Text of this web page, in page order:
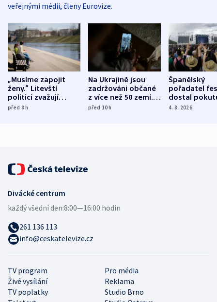
veřejnými médii, členy Eurovize.
„Musíme zapojit
ženy.“ Litevští
politici zvažují
dohodu o
před 8h
Na Ukrajině jsou
zadržováni občané
z více než 50 zemí.
Bojovali na straně
před 10h
Španělský
pořadatel
dostal
nekalé
4. 8. 2026
TV program
Pro média
Živé vysílání
Reklama
TV poplatky
Studio Brno
Divácké centrum
každý všední den:8:00—16:00 hodin
261 136 113
info@ceskatelevize.cz